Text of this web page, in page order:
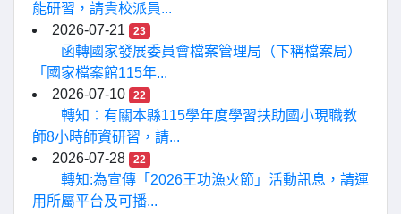
能研習，請貴校派員...
2026-07-21
23
函轉國家發展委員會檔案管理局（下稱檔案局）
「國家檔案館115年...
2026-07-10
22
轉知：有關本縣115學年度學習扶助國小現職教
師8小時師資研習，請...
2026-07-28
22
轉知:為宣傳「2026王功漁火節」活動訊息，請運
用所屬平台及可播...